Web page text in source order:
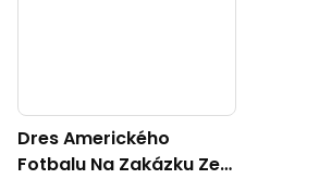
Dres Amerického
Fotbalu Na Zakázku Ze